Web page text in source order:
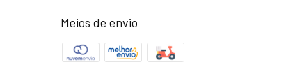
Meios de envio